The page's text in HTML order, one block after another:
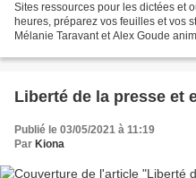
Sites ressources pour les dictées et
heures, préparez vos feuilles et vos
Mélanie Taravant et Alex Goude
Liberté de la presse et
Publié le 03/05/2021 à 11:19
Par Kiona